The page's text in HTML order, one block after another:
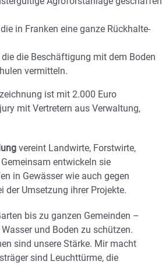
in Franken eine ganze Rückhalte-
die Beschäftigung mit dem Boden
vermitteln.
ist mit 2.000 Euro
mit Vertretern aus Verwaltung,
vereint Landwirte, Forstwirte,
entwickeln sie
in Gewässer wie auch gegen
der Umsetzung ihrer Projekte.
bis zu ganzen Gemeinden –
und Boden zu schützen.
sind unsere Stärke. Mir macht
sind Leuchttürme, die